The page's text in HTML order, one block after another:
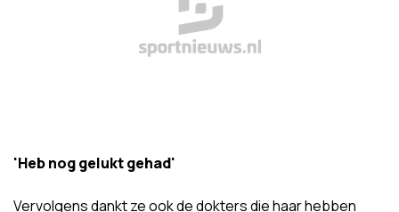
'Heb nog gelukt gehad'
Vervolgens dankt ze ook de dokters die haar hebben